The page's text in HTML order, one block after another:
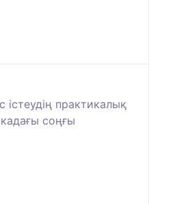
практикалық
соңғы